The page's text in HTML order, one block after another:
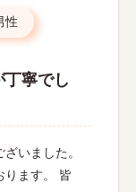
性
寧でし
いました。
ります。 皆